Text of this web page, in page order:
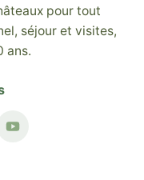
pour tout
séjour et visites,
ans.